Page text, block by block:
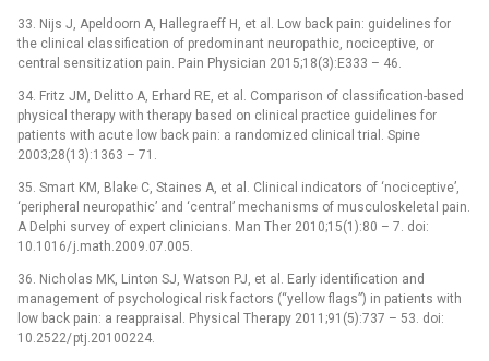
33. Nijs J, Apeldoorn A, Hal­legraeff H, et al. Low back pain: guidelines for
the clinical clas­sification of predominant neuropathic, nociceptive, or
central sensitization pain. Pain Physician 2015;18(3):E333 –⁠ 46.
34. Fritz JM, Delitto A, Erhard RE, et al. Comparison of clas­sification-based
physical therapy with therapy based on clinical practice guidelines for
patients with acute low back pain: a randomized clinical trial. Spine
2003;28(13):1363 –⁠ 71.
35. Smart KM, Blake C, Staines A, et al. Clinical indicators of ‘nociceptive’,
‘peripheral neuropathic’ and ‘central’ mechanisms of musculoskeletal pain.
A Delphi survey of expert clinicians. Man Ther 2010;15(1):80 –⁠ 7. doi:
10.1016/ j.math.2009.07.005.
36. Nicholas MK, Linton SJ, Watson PJ, et al. Early identification and
management of psychological risk factors (“yel­low flags”) in patients with
low back pain: a reappraisal. Physical Therapy 2011;91(5):737 –⁠ 53. doi:
10.2522/ ptj.20100224.